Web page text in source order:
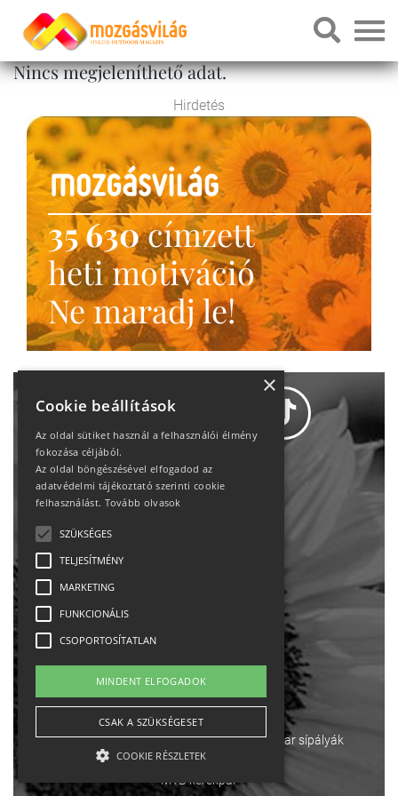
Nincs megjeleníthető adat.
Hirdetés
35 630címzett
heti motiváció
Ne maradj le!
Adatvédelem
Impresszum-kapcsolat
English
Ebike Osztrák sípályák Magyar sípályák
MTB kerékpár
×
Cookie beállítások
Az oldal sütiket használ a felhasználói élmény
fokozása céljából.
Az oldal böngészésével elfogadod az
adatvédelmi tájékoztató szerinti cookie
felhasználást. Tovább olvasok
SZÜKSÉGES
TELJESÍTMÉNY
MARKETING
FUNKCIONÁLIS
CSOPORTOSÍTATLAN
MINDENT ELFOGADOK
CSAK A SZÜKSÉGESET
COOKIE RÉSZLETEK